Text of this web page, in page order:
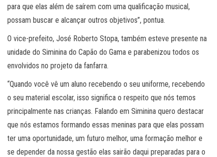
para que elas além de saírem com uma qualificação musical,
possam buscar e alcançar outros objetivos”, pontua.
O vice-prefeito, José Roberto Stopa, também esteve presente na
unidade do Siminina do Capão do Gama e parabenizou todos os
envolvidos no projeto da fanfarra.
“Quando você vê um aluno recebendo o seu uniforme, recebendo
o seu material escolar, isso significa o respeito que nós temos
principalmente nas crianças. Falando em Siminina quero destacar
que nós estamos formando essas meninas para que elas possam
ter uma oportunidade, um futuro melhor, uma formação melhor e
se depender da nossa gestão elas sairão daqui preparadas para o